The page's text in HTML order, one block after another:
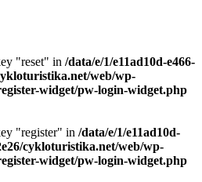
"reset" in /data/e/1/e11ad10d-e466-
web/wp-
widget/pw-login-widget.php
"register" in /data/e/1/e11ad10d-
cykloturistika.net/web/wp-
widget/pw-login-widget.php